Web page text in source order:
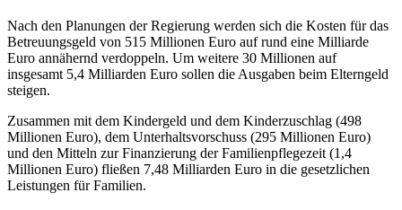
Nach den Planungen der Regierung werden sich die Kosten für das
Betreuungsgeld von 515 Millionen Euro auf rund eine Milliarde
Euro annähernd verdoppeln. Um weitere 30 Millionen auf
insgesamt 5,4 Milliarden Euro sollen die Ausgaben beim Elterngeld
steigen.
Zusammen mit dem Kindergeld und dem Kinderzuschlag (498
Millionen Euro), dem Unterhaltsvorschuss (295 Millionen Euro)
und den Mitteln zur Finanzierung der Familienpflegezeit (1,4
Millionen Euro) fließen 7,48 Milliarden Euro in die gesetzlichen
Leistungen für Familien.